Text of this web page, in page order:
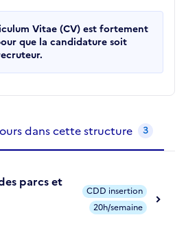
Vitae (CV) est fortement
que la candidature soit
dans cette structure 3
parcs et
CDD insertion
20h/semaine